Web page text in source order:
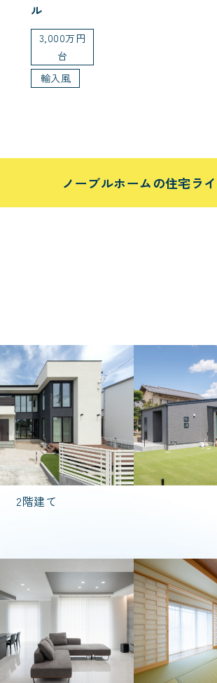
ル
3,000万円
台
輸入風
ノーブルホームの住宅ラ
2階建て
栃木県 茨城県
規格住宅 PREMIER
2,000万円台 3,000万円台